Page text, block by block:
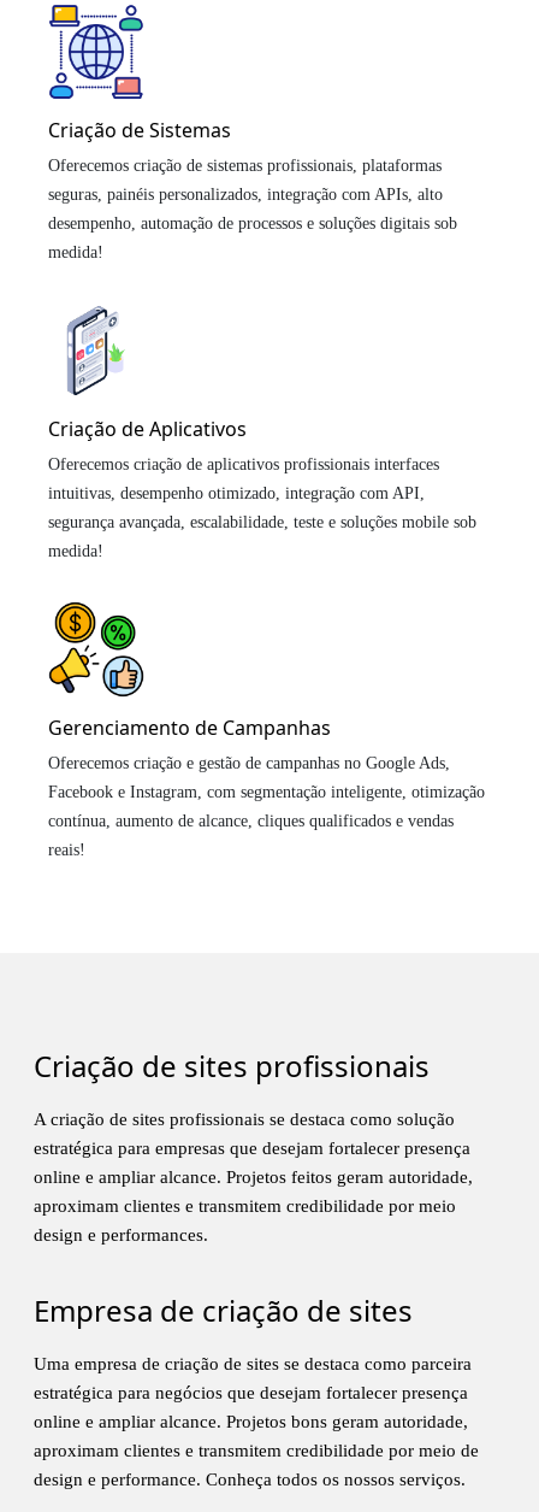
Criação de Sistemas
Oferecemos criação de sistemas profissionais, plataformas
seguras, painéis personalizados, integração com APIs, alto
desempenho, automação de processos e soluções digitais sob
medida!
Criação de Aplicativos
Oferecemos criação de aplicativos profissionais interfaces
intuitivas, desempenho otimizado, integração com API,
segurança avançada, escalabilidade, teste e soluções mobile sob
medida!
Gerenciamento de Campanhas
Oferecemos criação e gestão de campanhas no Google Ads,
Facebook e Instagram, com segmentação inteligente, otimização
contínua, aumento de alcance, cliques qualificados e vendas
reais!
Criação de sites profissionais
A criação de sites profissionais se destaca como solução
estratégica para empresas que desejam fortalecer presença
online e ampliar alcance. Projetos feitos geram autoridade,
aproximam clientes e transmitem credibilidade por meio
design e performances.
Empresa de criação de sites
Uma empresa de criação de sites se destaca como parceira
estratégica para negócios que desejam fortalecer presença
online e ampliar alcance. Projetos bons geram autoridade,
aproximam clientes e transmitem credibilidade por meio de
design e performance. Conheça todos os nossos serviços.